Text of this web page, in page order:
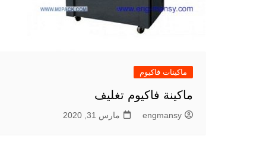
ماكينات فاكيوم
ماكينة فاكيوم تغليف
engmansy مارس 31, 2020